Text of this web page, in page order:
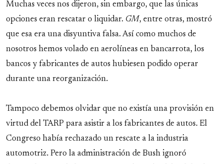
Muchas veces nos dijeron, sin embargo, que las únicas
opciones eran rescatar o liquidar. GM, entre otras, mostró
que esa era una disyuntiva falsa. Así como muchos de
nosotros hemos volado en aerolíneas en bancarrota, los
bancos y fabricantes de autos hubiesen podido operar
durante una reorganización.
Tampoco debemos olvidar que no existía una provisión en
virtud del TARP para asistir a los fabricantes de autos. El
Congreso había rechazado un rescate a la industria
automotriz. Pero la administración de Bush ignoró